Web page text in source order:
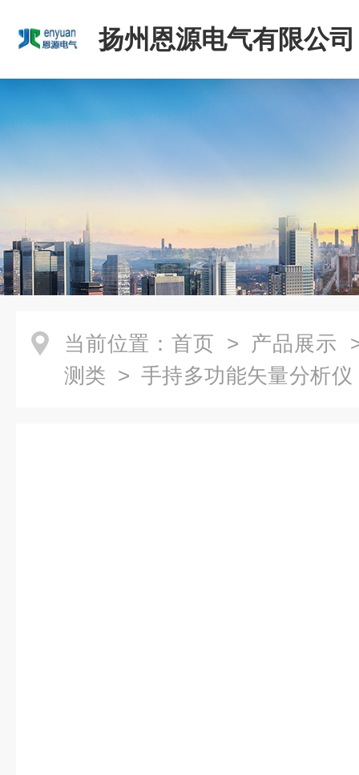
扬州恩源电气有限公司
当前位置： 首页 > 产品展示
测类 > 手持多功能矢量分析仪